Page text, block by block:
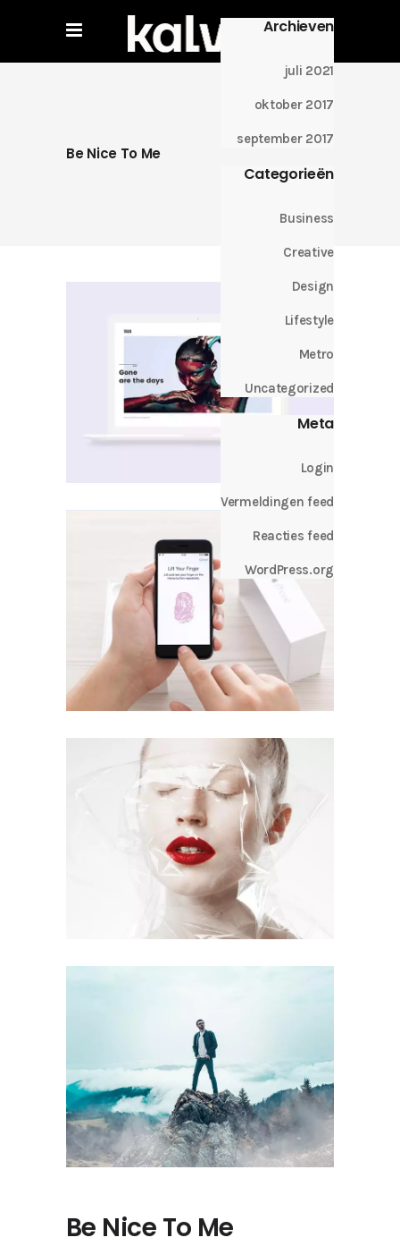
Archieven
juli 2021
oktober 2017
september 2017
Categorieën
Business
Creative
Design
Lifestyle
Metro
Uncategorized
Meta
Login
Vermeldingen feed
Reacties feed
WordPress.org
Be Nice To Me
Be Nice To Me